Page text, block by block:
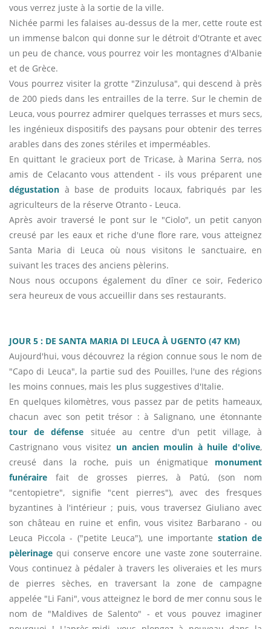
vous verrez juste à la sortie de la ville.
Nichée parmi les falaises au-dessus de la mer, cette route est
un immense balcon qui donne sur le détroit d'Otrante et avec
un peu de chance, vous pourrez voir les montagnes d'Albanie
et de Grèce.
Vous pourrez visiter la grotte "Zinzulusa", qui descend à près
de 200 pieds dans les entrailles de la terre. Sur le chemin de
Leuca, vous pourrez admirer quelques terrasses et murs secs,
les ingénieux dispositifs des paysans pour obtenir des terres
arables dans des zones stériles et imperméables.
En quittant le gracieux port de Tricase, à Marina Serra, nos
amis de Celacanto vous attendent - ils vous préparent une
dégustation à base de produits locaux, fabriqués par les
agriculteurs de la réserve Otranto - Leuca.
Après avoir traversé le pont sur le "Ciolo", un petit canyon
creusé par les eaux et riche d'une flore rare, vous atteignez
Santa Maria di Leuca où nous visitons le sanctuaire, en
suivant les traces des anciens pèlerins.
Nous nous occupons également du dîner ce soir, Federico
sera heureux de vous accueillir dans ses restaurants.
JOUR 5 : DE SANTA MARIA DI LEUCA À UGENTO (47 KM)
Aujourd'hui, vous découvrez la région connue sous le nom de
"Capo di Leuca", la partie sud des Pouilles, l'une des régions
les moins connues, mais les plus suggestives d'Italie.
En quelques kilomètres, vous passez par de petits hameaux,
chacun avec son petit trésor : à Salignano, une étonnante
tour de défense située au centre d'un petit village, à
Castrignano vous visitez un ancien moulin à huile d'olive,
creusé dans la roche, puis un énigmatique monument
funéraire fait de grosses pierres, à Patú, (son nom
"centopietre", signifie "cent pierres"), avec des fresques
byzantines à l'intérieur ; puis, vous traversez Giuliano avec
son château en ruine et enfin, vous visitez Barbarano - ou
Leuca Piccola - ("petite Leuca"), une importante station de
pèlerinage qui conserve encore une vaste zone souterraine.
Vous continuez à pédaler à travers les oliveraies et les murs
de pierres sèches, en traversant la zone de campagne
appelée "Li Fani", vous atteignez le bord de mer connu sous le
nom de "Maldives de Salento" - et vous pouvez imaginer